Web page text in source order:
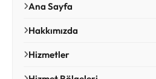
Ana Sayfa
Hakkımızda
Hizmetler